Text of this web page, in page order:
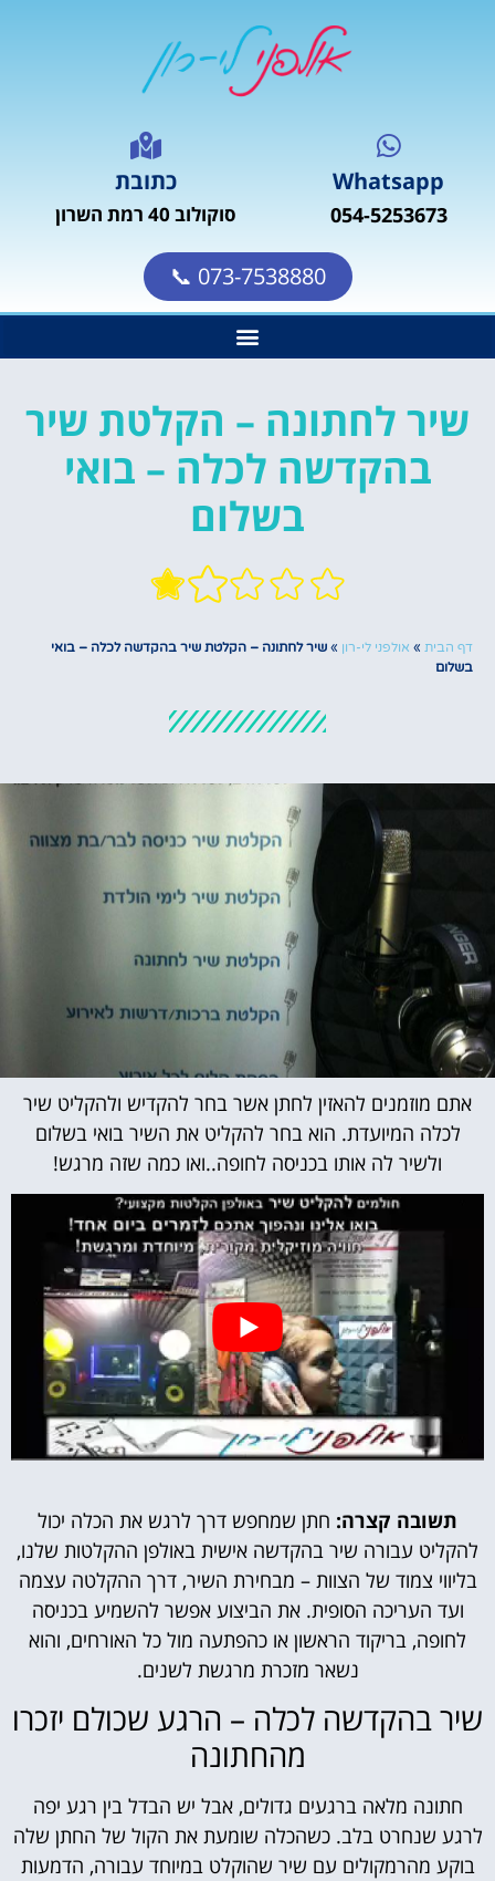
Whatsapp
054-5253673
כתובת
סוקולוב 40 רמת השרון
073-7538880 📞
שיר לחתונה – הקלטת שיר
בהקדשה לכלה – בואי
בשלום
דף הבית » אולפני לי-רון » שיר לחתונה – הקלטת שיר בהקדשה לכלה – בואי
בשלום
אתם מוזמנים להאזין לחתן אשר בחר להקדיש ולהקליט שיר
לכלה המיועדת. הוא בחר להקליט את השיר בואי בשלום
ולשיר לה אותו בכניסה לחופה..ואו כמה שזה מרגש!
תשובה קצרה: חתן שמחפש דרך לרגש את הכלה יכול
להקליט עבורה שיר בהקדשה אישית באולפן ההקלטות שלנו,
בליווי צמוד של הצוות – מבחירת השיר, דרך ההקלטה עצמה
ועד העריכה הסופית. את הביצוע אפשר להשמיע בכניסה
לחופה, בריקוד הראשון או כהפתעה מול כל האורחים, והוא
נשאר מזכרת מרגשת לשנים.
שיר בהקדשה לכלה – הרגע שכולם יזכרו
מהחתונה
חתונה מלאה ברגעים גדולים, אבל יש הבדל בין רגע יפה
לרגע שנחרט בלב. כשהכלה שומעת את הקול של החתן שלה
בוקע מהרמקולים עם שיר שהוקלט במיוחד עבורה, הדמעות